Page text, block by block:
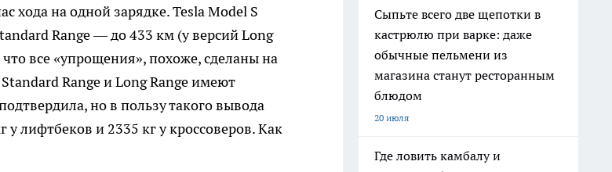
хода на одной зарядке. Tesla Model S
Range — до 433 км (у версий Long
все «упрощения», похоже, сделаны на
Range и Long Range имеют
но в пользу такого вывода
лифтбеков и 2335 кг у кроссоверов. Как
Сыпьте всего две щепотки в
кастрюлю при варке: даже
обычные пельмени из
магазина станут ресторанным
блюдом
20 июля
Где ловить камбалу и